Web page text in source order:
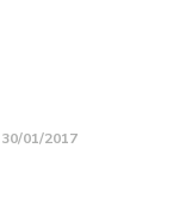
30/01/2017